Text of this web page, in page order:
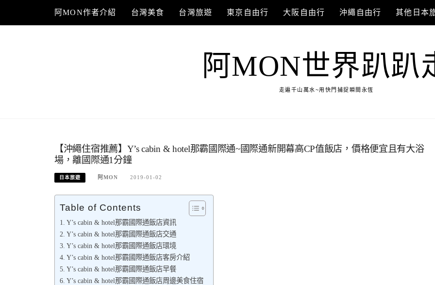
content
阿MON作者介紹 台灣美食 台灣旅遊 東京自由行 大阪自由行 沖繩自由行 其他日本
阿MON世界趴趴
走遍千山萬水~用快門捕捉瞬間永恆
【沖繩住宿推薦】Y’s cabin & hotel那霸國際通~國際通新開幕高CP值飯店，價格便宜且有大浴
場，離國際通1分鐘
日本旅遊 阿MON 2019-01-02
Table of Contents
Y’s cabin & hotel那霸國際通飯店資訊
Y’s cabin & hotel那霸國際通飯店交通
Y’s cabin & hotel那霸國際通飯店環境
Y’s cabin & hotel那霸國際通飯店客房介紹
Y’s cabin & hotel那霸國際通飯店早餐
Y’s cabin & hotel那霸國際通飯店周邊美食住宿